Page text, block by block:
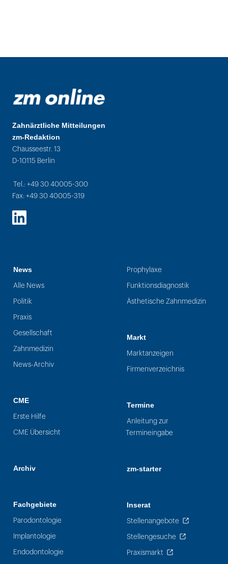
Zahnärztliche Mitteilungen
zm-Redaktion
Chausseestr. 13
D-10115 Berlin
Tel.: +49 30 40005-300
Fax: +49 30 40005-319
LinkedIn
News
Alle News
Politik
Praxis
Gesellschaft
Zahnmedizin
News-Archiv
CME
Erste Hilfe
CME Übersicht
Archiv
Fachgebiete
Parodontologie
Implantologie
Endodontologie
Prophylaxe
Funktionsdiagnostik
Ästhetische Zahnmedizin
Markt
Marktanzeigen
Firmenverzeichnis
Termine
Anleitung zur
Termineingabe
zm-starter
Inserat
Stellenangebote
Stellengesuche
Praxismarkt